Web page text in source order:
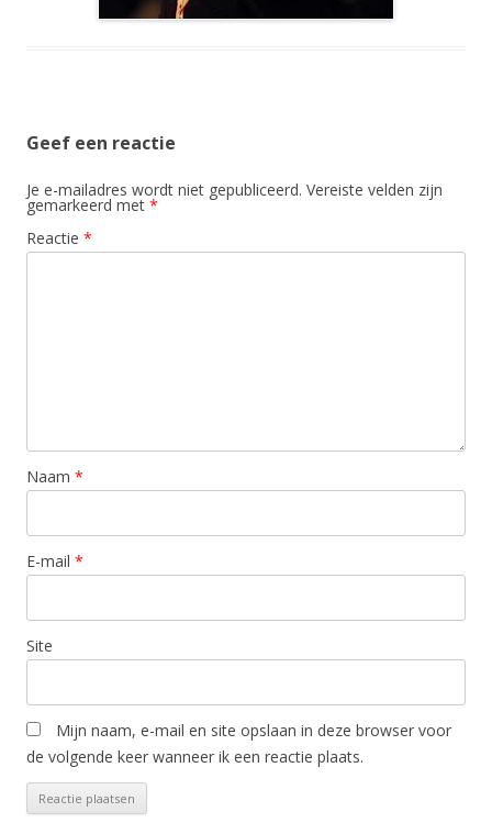
Geef een reactie
Je e-mailadres wordt niet gepubliceerd. Vereiste velden zijn
gemarkeerd met *
Reactie *
Naam *
E-mail *
Site
Mijn naam, e-mail en site opslaan in deze browser voor
de volgende keer wanneer ik een reactie plaats.